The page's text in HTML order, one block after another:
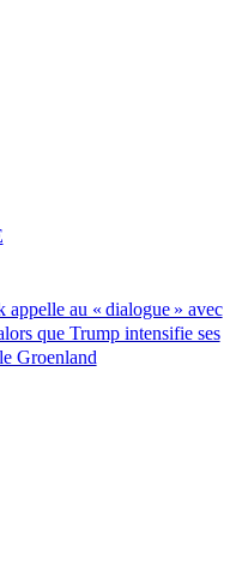
appelle au « dialogue » avec
que Trump intensifie ses
Groenland